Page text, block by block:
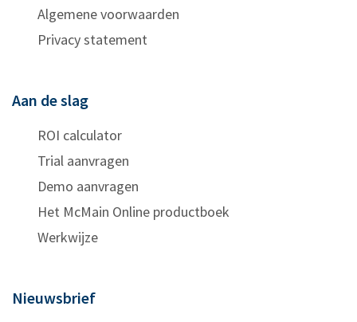
Algemene voorwaarden
Privacy statement
Aan de slag
ROI calculator
Trial aanvragen
Demo aanvragen
Het McMain Online productboek
Werkwijze
Nieuwsbrief